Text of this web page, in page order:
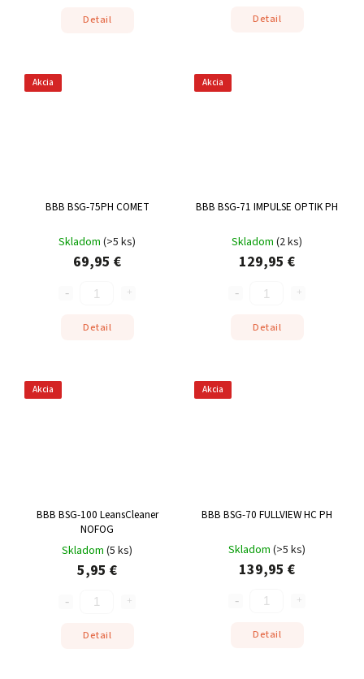
Detail Detail
Akcia
BBB BSG-75PH COMET
Skladom (>5 ks)
69,95 €
Detail
Akcia
BBB BSG-71 IMPULSE OPTIK PH
Skladom (2 ks)
129,95 €
Detail
Akcia
BBB BSG-100 LeansCleaner
NOFOG
Skladom (5 ks)
5,95 €
Detail
Akcia
BBB BSG-70 FULLVIEW HC PH
Skladom (>5 ks)
139,95 €
Detail